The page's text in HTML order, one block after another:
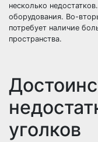
несколько
оборудования. Во-
потребует наличие
пространства.
уголков